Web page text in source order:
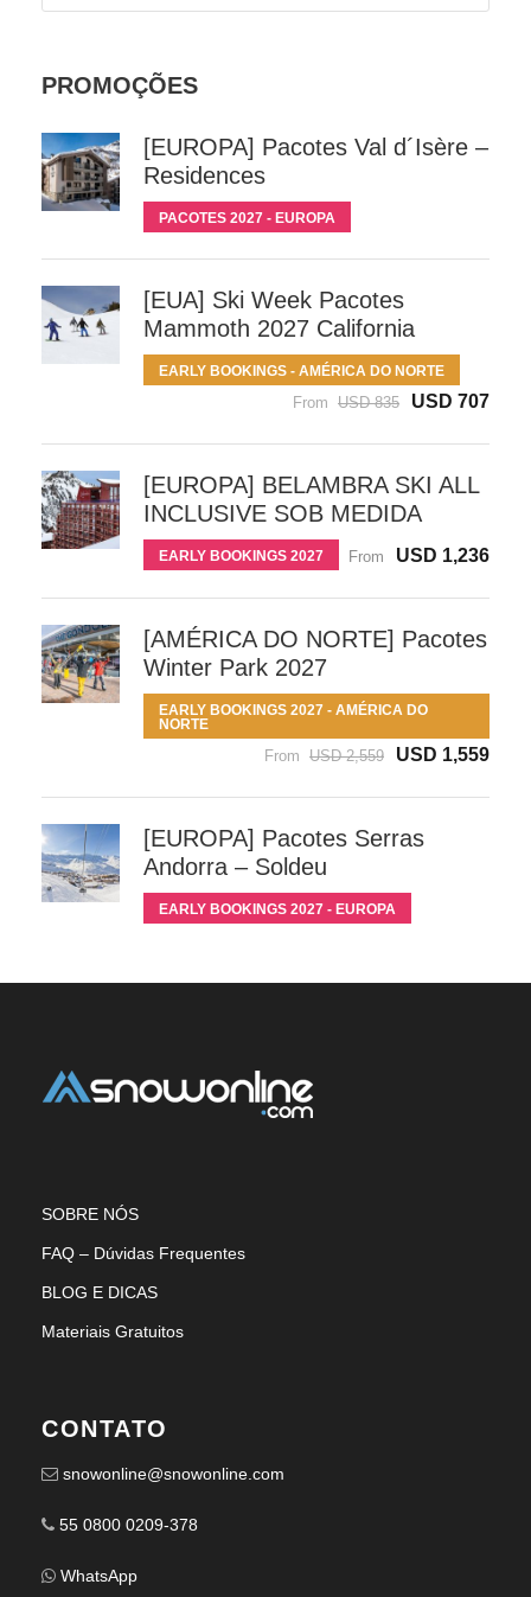
PROMOÇÕES
[EUROPA] Pacotes Val d´Isère –
Residences
PACOTES 2027 - EUROPA
[EUA] Ski Week Pacotes
Mammoth 2027 California
EARLY BOOKINGS - AMÉRICA DO NORTE
From USD 835 USD 707
[EUROPA] BELAMBRA SKI ALL
INCLUSIVE SOB MEDIDA
EARLY BOOKINGS 2027 From USD 1,236
[AMÉRICA DO NORTE] Pacotes
Winter Park 2027
EARLY BOOKINGS 2027 - AMÉRICA DO
NORTE
From USD 2,559 USD 1,559
[EUROPA] Pacotes Serras
Andorra – Soldeu
EARLY BOOKINGS 2027 - EUROPA
SOBRE NÓS
FAQ – Dúvidas Frequentes
BLOG E DICAS
Materiais Gratuitos
CONTATO
snowonline@snowonline.com
55 0800 0209-378
WhatsApp